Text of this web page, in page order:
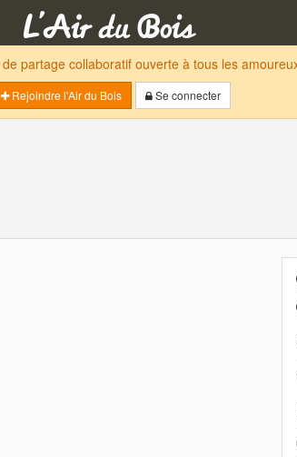
de partage collaboratif ouverte à tous les
Rejoindre l'Air du Bois
Se connecter